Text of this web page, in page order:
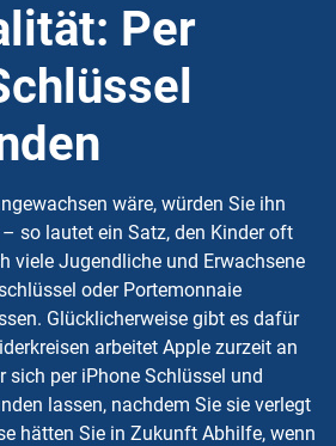
Per
wäre, würden Sie ihn
so lautet ein Satz, den Kinder oft
viele Jugendliche und Erwachsene
oder Portemonnaie
Glücklicherweise gibt es dafür
arbeitet Apple zurzeit an
sich per iPhone Schlüssel und
lassen, nachdem Sie sie verlegt
hätten Sie in Zukunft Abhilfe, wenn